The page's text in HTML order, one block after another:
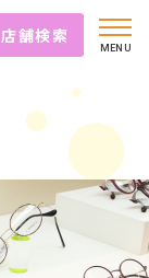
MENU
店舗検索